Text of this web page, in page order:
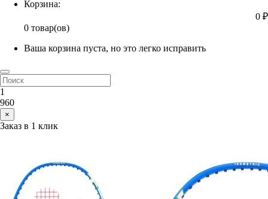
Корзина:
0 ₽
0 товар(ов)
Ваша корзина пуста, но это легко исправить
1
960
×
Заказ в 1 клик